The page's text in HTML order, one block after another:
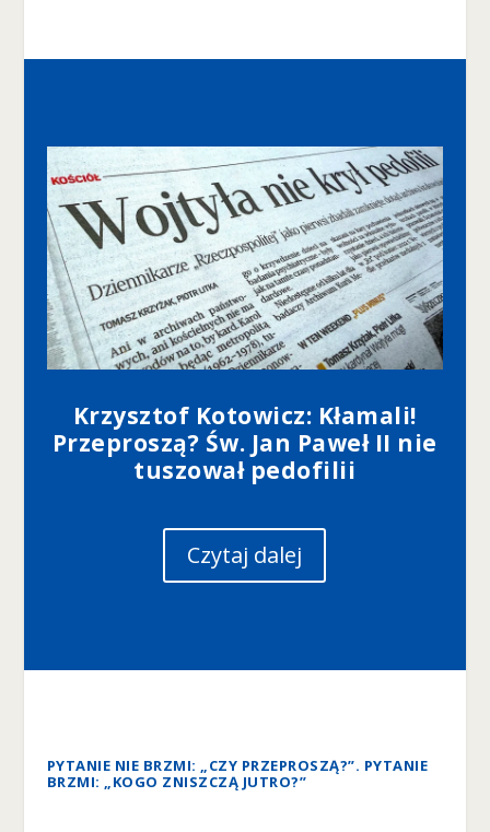
Krzysztof Kotowicz: Kłamali!
Przeproszą? Św. Jan Paweł II nie
tuszował pedofilii
Czytaj dalej
PYTANIE NIE BRZMI: „CZY PRZEPROSZĄ?”. PYTANIE
BRZMI: „KOGO ZNISZCZĄ JUTRO?”
o
,
ja
k
st
r
o
n
a
je
ż
y
w
a.
w
z
e